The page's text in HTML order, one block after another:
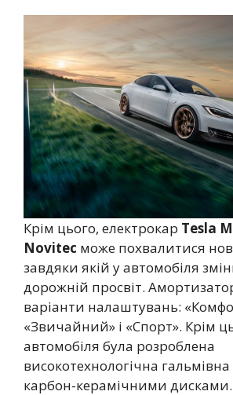
Крім цього, електрокар Tesla
Novitec може похвалитися
завдяки якій у автомобіля
дорожній просвіт.
варіанти налаштувань:
«Звичайний» і «Спорт». Крім
автомобіля була розроблена
високотехнологічна
карбон-керамічними дисками.